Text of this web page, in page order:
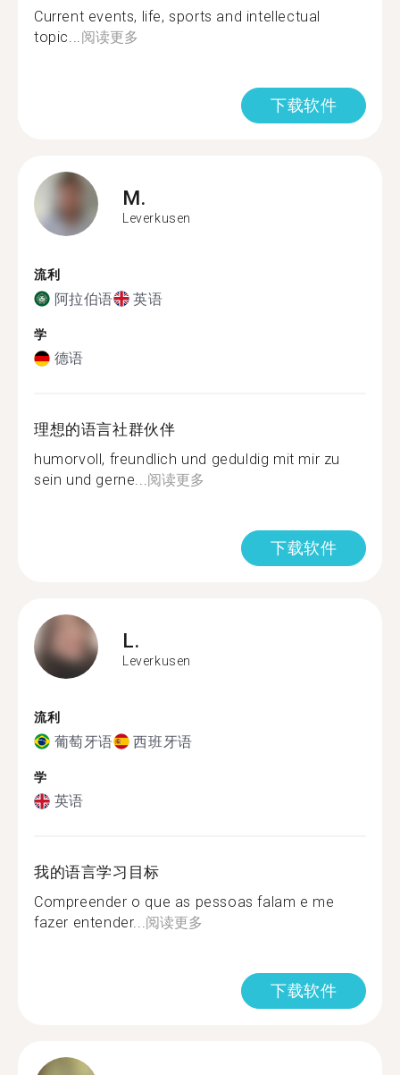
Current events, life, sports and intellectual
topic...阅读更多
下载软件
M.
Leverkusen
流利
阿拉伯语 英语
学
德语
理想的语言社群伙伴
humorvoll, freundlich und geduldig mit mir zu
sein und gerne...阅读更多
下载软件
L.
Leverkusen
流利
葡萄牙语 西班牙语
学
英语
我的语言学习目标
Compreender o que as pessoas falam e me
fazer entender...阅读更多
下载软件